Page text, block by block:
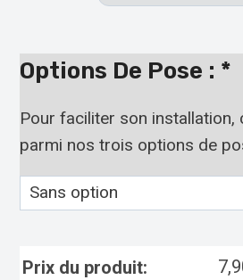
Options De Pose : *
Pour faciliter son installation,
parmi nos trois options de
Prix du produit: